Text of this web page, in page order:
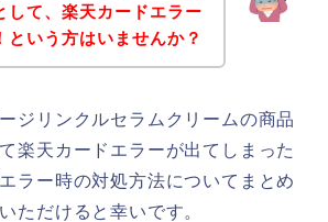
して、楽天カードエラー
という方はいませんか？
ジリンクルセラムクリームの商品
楽天カードエラーが出てしまった
ラー時の対処方法についてまとめ
ただけると幸いです。